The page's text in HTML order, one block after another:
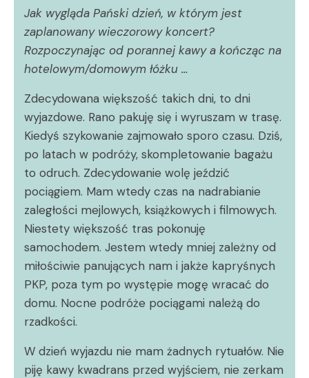
Jak wygląda Pański dzień, w którym jest
zaplanowany wieczorowy koncert?
Rozpoczynając od porannej kawy a kończąc na
hotelowym/domowym łóżku …
Zdecydowana większość takich dni, to dni
wyjazdowe. Rano pakuję się i wyruszam w trasę.
Kiedyś szykowanie zajmowało sporo czasu. Dziś,
po latach w podróży, skompletowanie bagażu
to odruch. Zdecydowanie wolę jeździć
pociągiem. Mam wtedy czas na nadrabianie
zaległości mejlowych, książkowych i filmowych.
Niestety większość tras pokonuję
samochodem. Jestem wtedy mniej zależny od
miłościwie panujących nam i jakże kapryśnych
PKP, poza tym po występie mogę wracać do
domu. Nocne podróże pociągami należą do
rzadkości.
W dzień wyjazdu nie mam żadnych rytuałów. Nie
piję kawy kwadrans przed wyjściem, nie zerkam